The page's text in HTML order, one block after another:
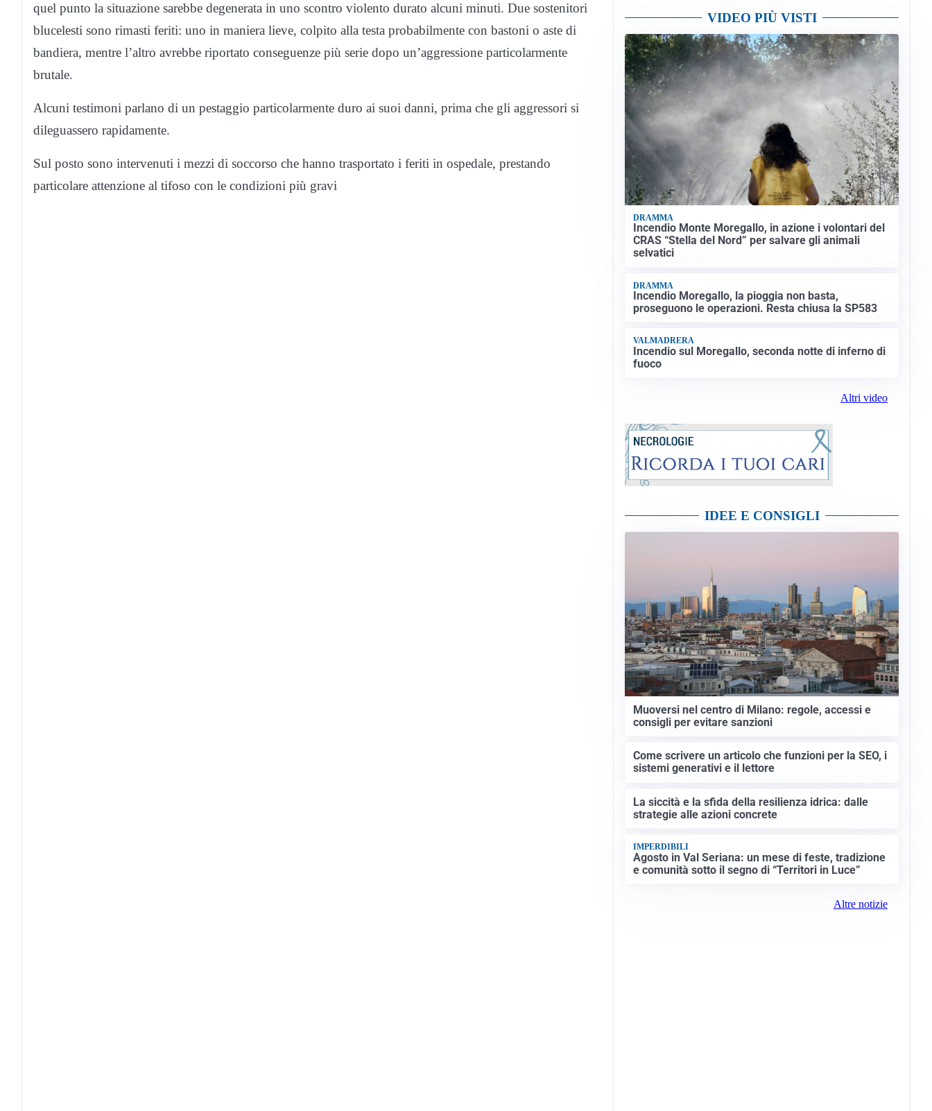
quel punto la situazione sarebbe degenerata in uno scontro violento durato alcuni minuti. Due sostenitori
blucelesti sono rimasti feriti: uno in maniera lieve, colpito alla testa probabilmente con bastoni o aste di
bandiera, mentre l’altro avrebbe riportato conseguenze più serie dopo un’aggressione particolarmente
brutale.
Alcuni testimoni parlano di un pestaggio particolarmente duro ai suoi danni, prima che gli aggressori si
dileguassero rapidamente.
Sul posto sono intervenuti i mezzi di soccorso che hanno trasportato i feriti in ospedale, prestando
particolare attenzione al tifoso con le condizioni più gravi
VIDEO PIÙ VISTI
DRAMMA
Incendio Monte Moregallo, in azione i volontari del
CRAS “Stella del Nord” per salvare gli animali
selvatici
DRAMMA
Incendio Moregallo, la pioggia non basta,
proseguono le operazioni. Resta chiusa la SP583
VALMADRERA
Incendio sul Moregallo, seconda notte di inferno di
fuoco
Altri video
IDEE E CONSIGLI
Muoversi nel centro di Milano: regole, accessi e
consigli per evitare sanzioni
Come scrivere un articolo che funzioni per la SEO, i
sistemi generativi e il lettore
La siccità e la sfida della resilienza idrica: dalle
strategie alle azioni concrete
IMPERDIBILI
Agosto in Val Seriana: un mese di feste, tradizione
e comunità sotto il segno di “Territori in Luce”
Altre notizie